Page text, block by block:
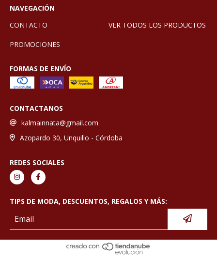
NAVEGACIÓN
CONTACTO
VER TODOS LOS PRODUCTOS
PROMOCIONES
FORMAS DE ENVÍO
CONTACTANOS
kalmainnata@gmail.com
Azopardo 30, Unquillo - Córdoba
REDES SOCIALES
TIPS DE MODA, DESCUENTOS, REGALOS Y MÁS: